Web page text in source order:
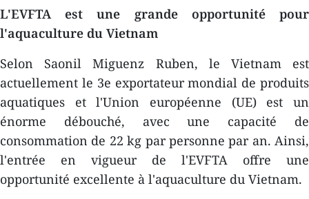
L'EVFTA est une grande opportunité pour
l'aquaculture du Vietnam
Selon Saonil Miguenz Ruben, le Vietnam est
actuellement le 3e exportateur mondial de produits
aquatiques et l'Union européenne (UE) est un
énorme débouché, avec une capacité de
consommation de 22 kg par personne par an. Ainsi,
l'entrée en vigueur de l'EVFTA offre une
opportunité excellente à l'aquaculture du Vietnam.